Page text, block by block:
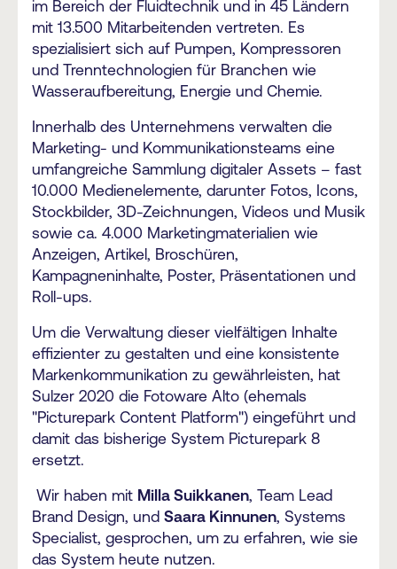
im Bereich der Fluidtechnik und in 45 Ländern
mit 13.500 Mitarbeitenden vertreten. Es
spezialisiert sich auf Pumpen, Kompressoren
und Trenntechnologien für Branchen wie
Wasseraufbereitung, Energie und Chemie.
Innerhalb des Unternehmens verwalten die
Marketing- und Kommunikationsteams eine
umfangreiche Sammlung digitaler Assets – fast
10.000 Medienelemente, darunter Fotos, Icons,
Stockbilder, 3D-Zeichnungen, Videos und Musik
sowie ca. 4.000 Marketingmaterialien wie
Anzeigen, Artikel, Broschüren,
Kampagneninhalte, Poster, Präsentationen und
Roll-ups.
Um die Verwaltung dieser vielfältigen Inhalte
effizienter zu gestalten und eine konsistente
Markenkommunikation zu gewährleisten, hat
Sulzer 2020 die Fotoware Alto (ehemals
"Picturepark Content Platform") eingeführt und
damit das bisherige System Picturepark 8
ersetzt.
Wir haben mit Milla Suikkanen, Team Lead
Brand Design, und Saara Kinnunen, Systems
Specialist, gesprochen, um zu erfahren, wie sie
das System heute nutzen.